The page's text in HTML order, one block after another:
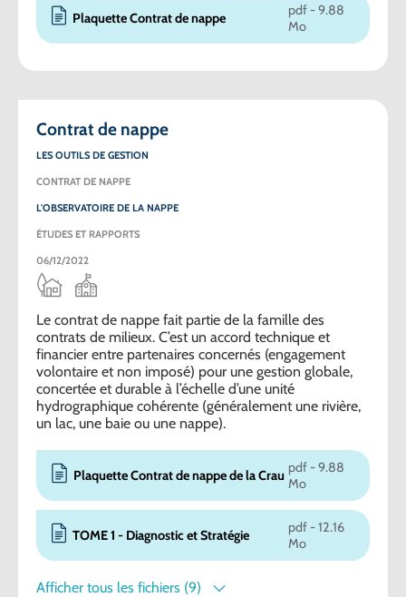
Plaquette Contrat de nappe
pdf - 9.88
Mo
Contrat de nappe
LES OUTILS DE GESTION
CONTRAT DE NAPPE
L'OBSERVATOIRE DE LA NAPPE
ÉTUDES ET RAPPORTS
06/12/2022
Le contrat de nappe fait partie de la famille des
contrats de milieux. C’est un accord technique et
financier entre partenaires concernés (engagement
volontaire et non imposé) pour une gestion globale,
concertée et durable à l’échelle d’une unité
hydrographique cohérente (généralement une rivière,
un lac, une baie ou une nappe).
Plaquette Contrat de nappe de la Crau pdf - 9.88
Mo
TOME 1 - Diagnostic et Stratégie
pdf - 12.16
Mo
Afficher tous les fichiers (9)